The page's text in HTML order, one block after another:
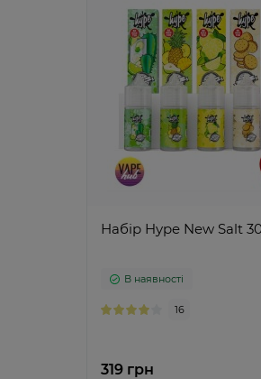
Набір Hype New Salt
В наявності
16
319 грн